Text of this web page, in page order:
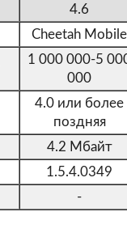
4.6
Cheetah Mobile
1 000 000-5
000
4.0 или более
поздняя
4.2 Мбайт
1.5.4.0349
-